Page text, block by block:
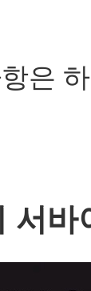
은
서바